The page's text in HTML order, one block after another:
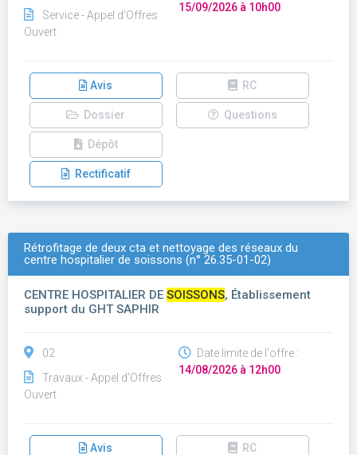
Service - Appel d'Offres
Ouvert
15/09/2026 à 10h00
Avis RC
Dossier Questions
Dépôt
Rectificatif
Rétrofitage de deux cta et nettoyage des réseaux du
centre hospitalier de soissons (n° 26.35-01-02)
CENTRE HOSPITALIER DE SOISSONS, Établissement
support du GHT SAPHIR
02
Travaux - Appel d'Offres
Ouvert
Date limite de l'offre :
14/08/2026 à 12h00
Avis RC